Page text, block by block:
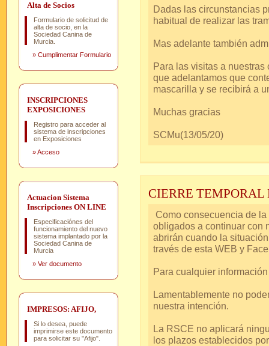
Alta de Socios
Formulario de solicitud de
alta de socio, en la
Sociedad Canina de
Murcia.
» Cumplimentar Formulario
INSCRIPCIONES
EXPOSICIONES
Registro para acceder al
sistema de inscripciones
en Exposiciones
»Acceso
Actuacion Sistema
Inscripciones ON LINE
Especificaciónes del
funcionamiento del nuevo
sistema implantado por la
Sociedad Canina de
Murcia
» Ver documento
IMPRESOS: AFIJO,
Si lo desea, puede
imprimirse este documento
para solicitar su "Afijo".
Dadas las circunstancias
habitual de realizar las
Mas adelante también
Para las visitas a
que adelantamos que
mascarilla y se recibirá a
Muchas gracias
SCMu(13/05/20)
CIERRE
Como consecuencia de
obligados a continuar con
abrirán cuando la
través de esta WEB y
Para cualquier
Lamentablemente no
nuestra intención.
La RSCE no aplicará
los plazos establecidos